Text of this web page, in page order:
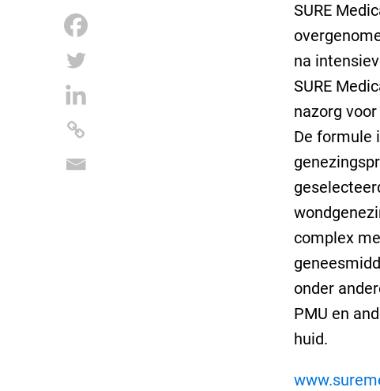
SURE
na
SURE
nazorg
De formule
complex
onder
PMU en
huid.